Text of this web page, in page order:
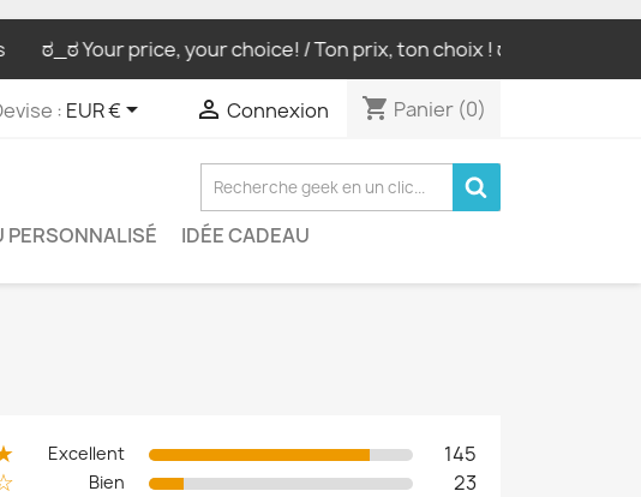
Your price, your choice! / Ton prix, ton choix ! ಠ_ಠ
: EUR €  Connexion shopping_cart Panier (0)
PERSONNALISÉ IDÉE CADEAU
Excellent
145
Bien
23